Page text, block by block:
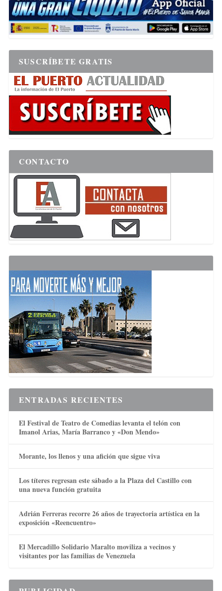
SUSCRÍBETE GRATIS
CONTACTO
ENTRADAS RECIENTES
El Festival de Teatro de Comedias levanta el telón con
Imanol Arias, María Barranco y «Don Mendo»
Morante, los llenos y una afición que sigue viva
Los títeres regresan este sábado a la Plaza del Castillo con
una nueva función gratuita
Adrián Ferreras recorre 26 años de trayectoria artística en la
exposición «Reencuentro»
El Mercadillo Solidario Maralto moviliza a vecinos y
visitantes por las familias de Venezuela